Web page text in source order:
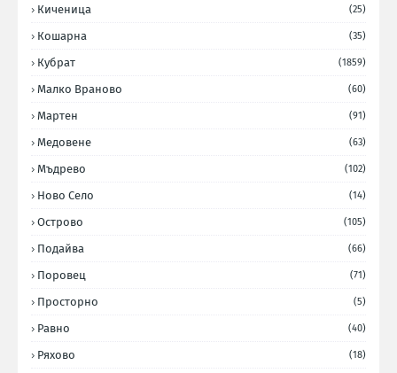
Киченица (25)
Кошарна (35)
Кубрат (1859)
Малко Враново (60)
Мартен (91)
Медовене (63)
Мъдрево (102)
Ново Село (14)
Острово (105)
Подайва (66)
Поровец (71)
Просторно (5)
Равно (40)
Ряхово (18)